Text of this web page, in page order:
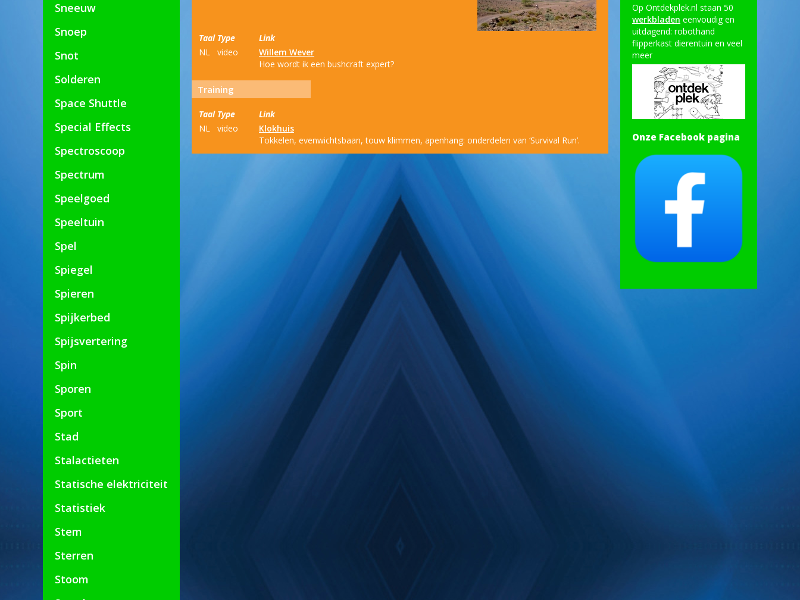
Sneeuw
Snoep
Snot
Solderen
Space Shuttle
Special Effects
Spectroscoop
Spectrum
Speelgoed
Speeltuin
Spel
Spiegel
Spieren
Spijkerbed
Spijsvertering
Spin
Sporen
Sport
Stad
Stalactieten
Statische elektriciteit
Statistiek
Stem
Sterren
Stoom
Taal Type
Link
NL
video
Willem Wever
Hoe wordt ik een bushcraft expert?
Training
Taal Type
Link
NL
video
Klokhuis
Tokkelen, evenwichtsbaan, touw klimmen, apenhang: onderdelen van ‘Survival Run’.
Op Ontdekplek.nl staan 50
werkbladen eenvoudig en
uitdagend: robothand
flipperkast dierentuin en veel
meer
Onze Facebook pagina